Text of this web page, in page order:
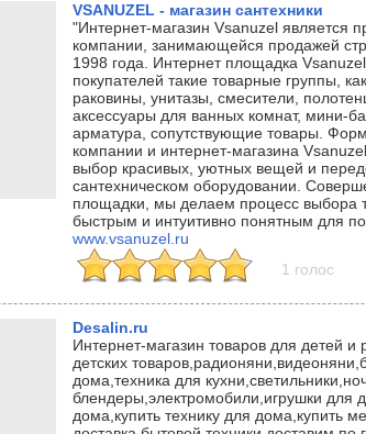
VSANUZEL - магазин сантехники
"Интернет-магазин Vsanuzel является
компании, занимающейся продажей
1998 года. Интернет площадка
покупателей такие товарные группы,
раковины, унитазы, смесители,
аксессуары для ванных комнат, мини-
арматура, сопутствующие товары.
компании и интернет-магазина
выбор красивых, уютных вещей и
сантехническом оборудовании.
площадки, мы делаем процесс выбора
быстрым и интуитивно понятным для
www.vsanuzel.ru
1 голос
Desalin.ru
Интернет-магазин товаров для детей
детских
дома,техника для
блендеры,электромобили,игрушки для
дома,купить технику для дома,купить